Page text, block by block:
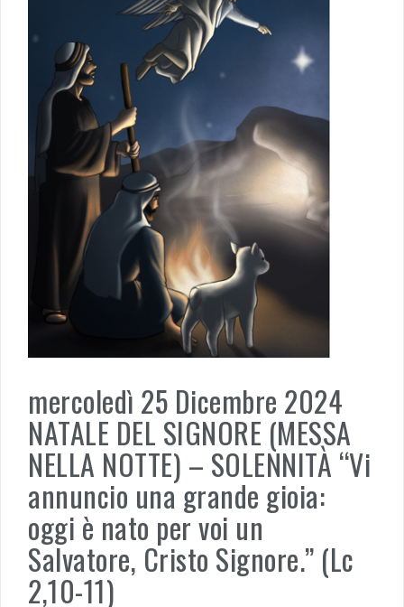
mercoledì 25 Dicembre 2024
NATALE DEL SIGNORE (MESSA
NELLA NOTTE) – SOLENNITÀ “Vi
annuncio una grande gioia:
oggi è nato per voi un
Salvatore, Cristo Signore.” (Lc
2,10-11)